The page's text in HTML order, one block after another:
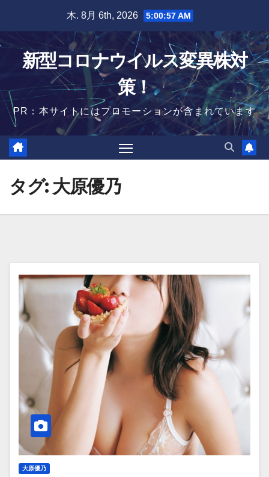
content
木. 8月 6th, 2026 5:00:58 AM
新型コロナウイルス変異株対
策！
PR：本サイトにはプロモーションが含まれています
タグ: 大原優乃
大原優乃